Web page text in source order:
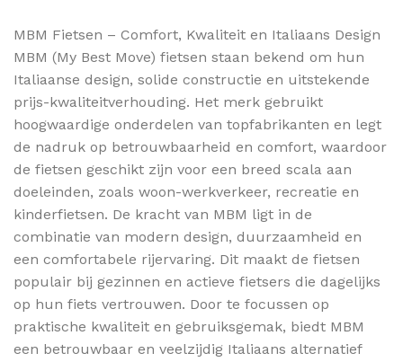
MBM Fietsen – Comfort, Kwaliteit en Italiaans Design
MBM (My Best Move) fietsen staan bekend om hun
Italiaanse design, solide constructie en uitstekende
prijs-kwaliteitverhouding. Het merk gebruikt
hoogwaardige onderdelen van topfabrikanten en legt
de nadruk op betrouwbaarheid en comfort, waardoor
de fietsen geschikt zijn voor een breed scala aan
doeleinden, zoals woon-werkverkeer, recreatie en
kinderfietsen. De kracht van MBM ligt in de
combinatie van modern design, duurzaamheid en
een comfortabele rijervaring. Dit maakt de fietsen
populair bij gezinnen en actieve fietsers die dagelijks
op hun fiets vertrouwen. Door te focussen op
praktische kwaliteit en gebruiksgemak, biedt MBM
een betrouwbaar en veelzijdig Italiaans alternatief